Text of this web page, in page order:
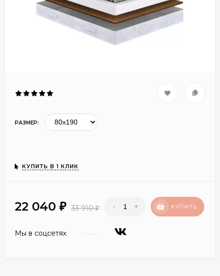
РАЗМЕР:
КУПИТЬ В 1 КЛИК
22 040 ₽ 33 910₽ - + КУПИТЬ
Мы в соцсетях